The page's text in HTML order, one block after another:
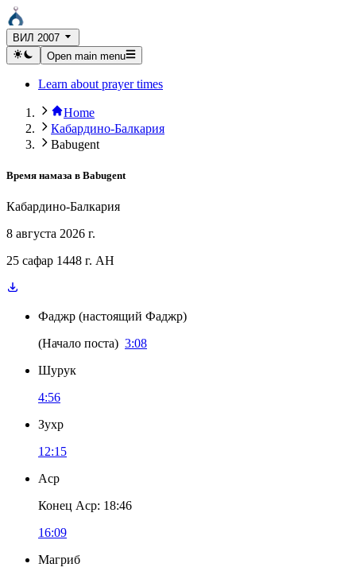
ВИЛ 2007
Open main menu
Learn about prayer times
Home
Кабардино-Балкария
Babugent
Время намаза в Babugent
Кабардино-Балкария
8 августа 2026 г.
25 сафар 1448 г. AH
Фаджр (настоящий Фаджр)
(Начало поста) 3:08
Шурук
4:56
Зухр
12:15
Аср
Конец Аср: 18:46
16:09
Магриб